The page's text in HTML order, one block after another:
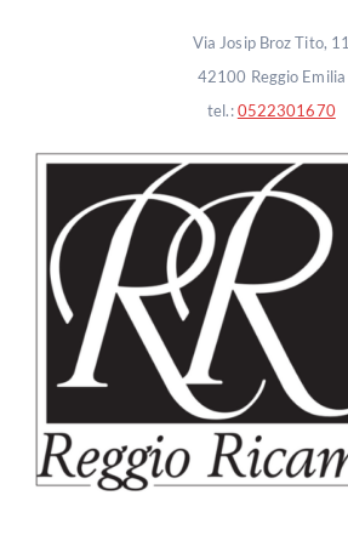
Via Josip Broz Tito, 11
42100 Reggio Emilia
tel.:0522301670